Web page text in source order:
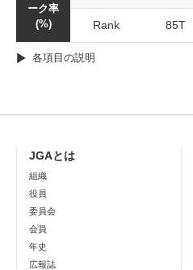
ーク率
(%)
Rank 85T
各項目の説明
JGAとは
組織
役員
委員会
会員
年史
広報誌